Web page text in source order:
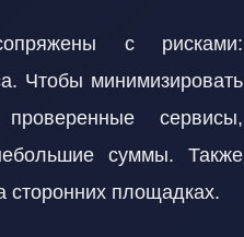
с рисками:
Чтобы минимизировать
сервисы,
суммы. Также
сторонних площадках.